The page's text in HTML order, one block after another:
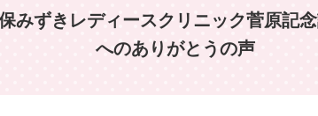
みずきレディースクリニック菅原記
へのありがとうの声